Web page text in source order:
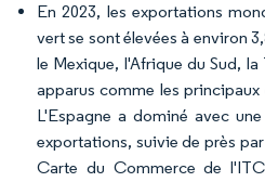
En 2023, les exportations
vert se sont élevées à environ
le Mexique, l'Afrique du Sud,
apparus comme les
L'Espagne a dominé avec
exportations, suivie de près
Carte du Commerce de